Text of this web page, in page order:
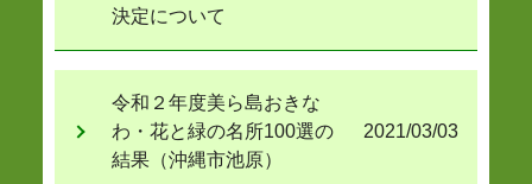
決定について
令和２年度美ら島おきな
わ・花と緑の名所100選の
結果（沖縄市池原）
2021/03/03